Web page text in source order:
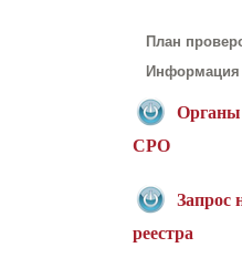
План
Информация
Органы
СРО
Запрос
реестра